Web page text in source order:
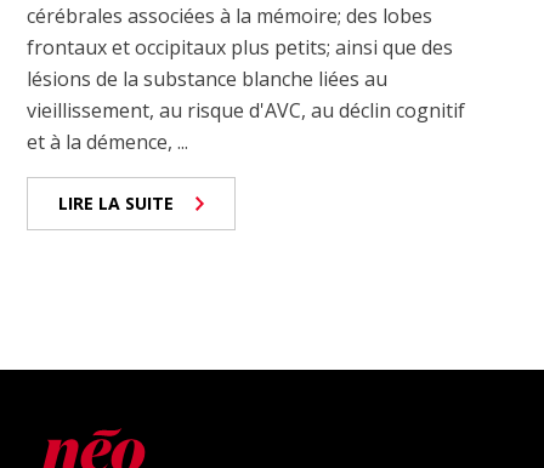
cérébrales associées à la mémoire; des lobes
frontaux et occipitaux plus petits; ainsi que des
lésions de la substance blanche liées au
vieillissement, au risque d'AVC, au déclin cognitif
et à la démence, ...
LIRE LA SUITE